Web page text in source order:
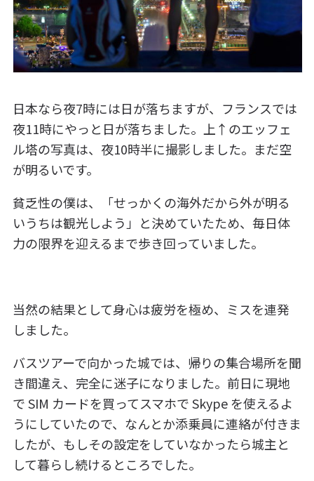
日本なら夜7時には日が落ちますが、フランスでは
夜11時にやっと日が落ちました。上↑のエッフェ
ル塔の写真は、夜10時半に撮影しました。まだ空
が明るいです。
貧乏性の僕は、「せっかくの海外だから外が明る
いうちは観光しよう」と決めていたため、毎日体
力の限界を迎えるまで歩き回っていました。
当然の結果として身心は疲労を極め、ミスを連発
しました。
バスツアーで向かった城では、帰りの集合場所を聞
き間違え、完全に迷子になりました。前日に現地
で SIM カードを買ってスマホで Skype を使えるよ
うにしていたので、なんとか添乗員に連絡が付きま
したが、もしその設定をしていなかったら城主と
して暮らし続けるところでした。